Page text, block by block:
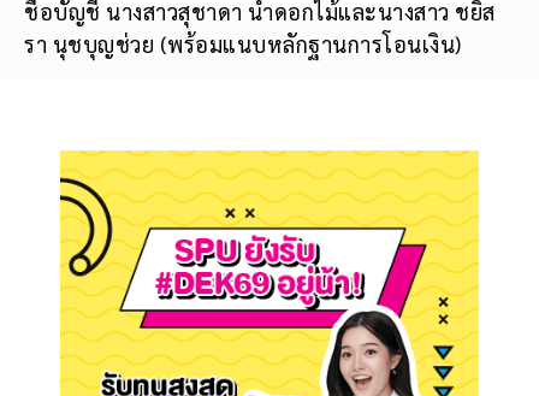
ชื่อบัญชี นางสาวสุชาดา น้ำดอกไม้และนางสาว ชยิส
รา นุชบุญช่วย (พร้อมแนบหลักฐานการโอนเงิน)